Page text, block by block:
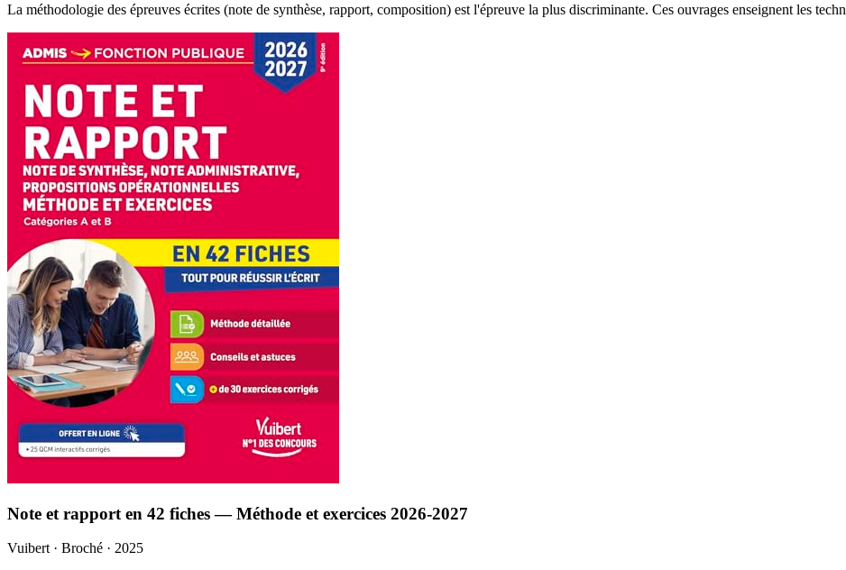
La méthodologie des épreuves écrites (note de synthèse, rapport, composition) est l'épreuve la plus discriminante. Ces ouvrages enseignent les
Note et rapport en 42 fiches — Méthode et exercices 2026-2027
Vuibert · Broché · 2025